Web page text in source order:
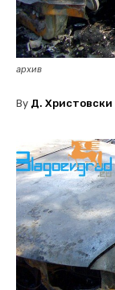
архив
By Д. Христовски